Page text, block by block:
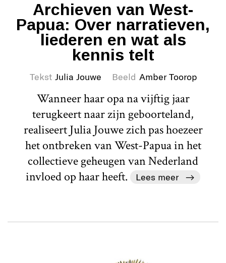
Archieven van West-
Papua: Over narratieven,
liederen en wat als
kennis telt
Tekst Julia Jouwe Beeld Amber Toorop
Wanneer haar opa na vijftig jaar
terugkeert naar zijn geboorteland,
realiseert Julia Jouwe zich pas hoezeer
het ontbreken van West-Papua in het
collectieve geheugen van Nederland
invloed op haar heeft.
Lees meer